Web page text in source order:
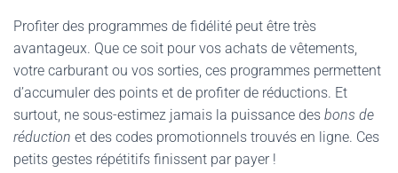
Profiter des programmes de fidélité peut être très
avantageux. Que ce soit pour vos achats de vêtements,
votre carburant ou vos sorties, ces programmes permettent
d’accumuler des points et de profiter de réductions. Et
surtout, ne sous-estimez jamais la puissance des bons de
réduction et des codes promotionnels trouvés en ligne. Ces
petits gestes répétitifs finissent par payer !